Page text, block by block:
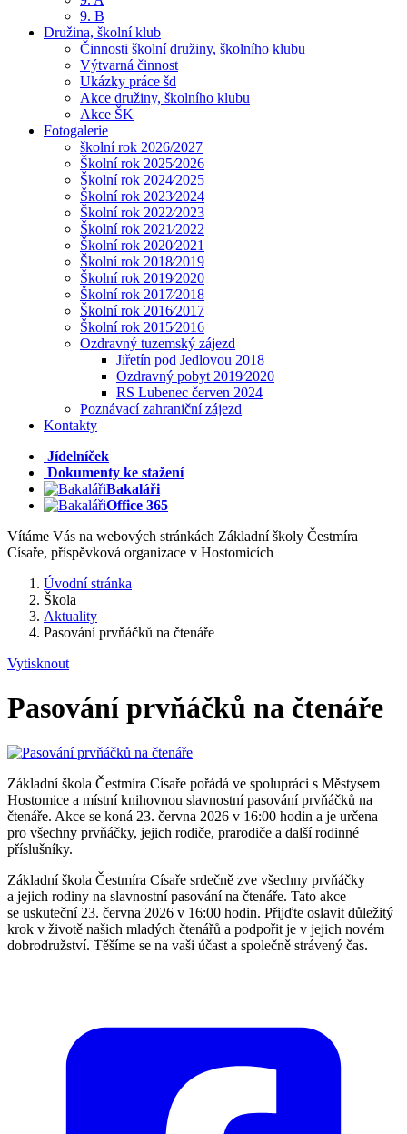
9. B
Družina, školní klub
Činnosti školní družiny, školního klubu
Výtvarná činnost
Ukázky práce šd
Akce družiny, školního klubu
Akce ŠK
Fotogalerie
školní rok 2026/2027
Školní rok 2025⁄2026
Školní rok 2024⁄2025
Školní rok 2023⁄2024
Školní rok 2022⁄2023
Školní rok 2021⁄2022
Školní rok 2020⁄2021
Školní rok 2018⁄2019
Školní rok 2019⁄2020
Školní rok 2017⁄2018
Školní rok 2016⁄2017
Školní rok 2015⁄2016
Ozdravný tuzemský zájezd
Jiřetín pod Jedlovou 2018
Ozdravný pobyt 2019⁄2020
RS Lubenec červen 2024
Poznávací zahraniční zájezd
Kontakty
Jídelníček
Dokumenty ke stažení
Bakaláři
Office 365
Vítáme Vás na webových stránkách Základní školy Čestmíra
Císaře, příspěvková organizace v Hostomicích
Úvodní stránka
Škola
Aktuality
Pasování prvňáčků na čtenáře
Vytisknout
Pasování prvňáčků na čtenáře
Základní škola Čestmíra Císaře pořádá ve spolupráci s Městysem
Hostomice a místní knihovnou slavnostní pasování prvňáčků na
čtenáře. Akce se koná 23. června 2026 v 16:00 hodin a je určena
pro všechny prvňáčky, jejich rodiče, prarodiče a další rodinné
příslušníky.
Základní škola Čestmíra Císaře srdečně zve všechny prvňáčky
a jejich rodiny na slavnostní pasování na čtenáře. Tato akce
se uskuteční 23. června 2026 v 16:00 hodin. Přijďte oslavit důležitý
krok v životě našich mladých čtenářů a podpořit je v jejich novém
dobrodružství. Těšíme se na vaši účast a společně strávený čas.